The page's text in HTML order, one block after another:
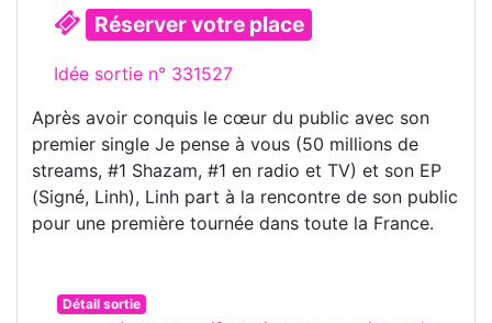
Réserver votre place
Idée sortie n° 331527
Après avoir conquis le cœur du public avec son
premier single Je pense à vous (50 millions de
streams, #1 Shazam, #1 en radio et TV) et son EP
(Signé, Linh), Linh part à la rencontre de son public
pour une première tournée dans toute la France.
Détail sortie